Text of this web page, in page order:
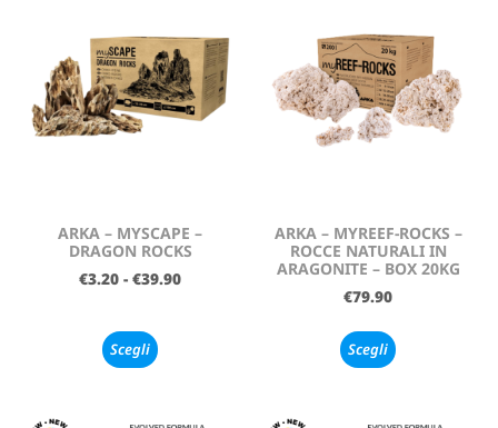
ARKA – MYSCAPE –
DRAGON ROCKS
€3.20 - €39.90
Scegli
ARKA – MYREEF-ROCKS –
ROCCE NATURALI IN
ARAGONITE – BOX 20KG
€79.90
Scegli